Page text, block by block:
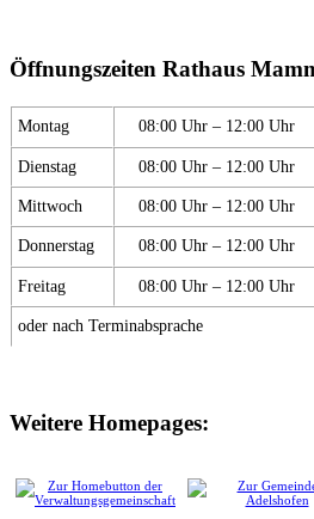
Öffnungszeiten Rathaus
Montag 08:00 Uhr – 12:00 Uhr
Dienstag 08:00 Uhr – 12:00 Uhr
Mittwoch 08:00 Uhr – 12:00 Uhr
Donnerstag 08:00 Uhr – 12:00 Uhr
Freitag 08:00 Uhr – 12:00 Uhr
oder nach Terminabsprache
Weitere Homepages: